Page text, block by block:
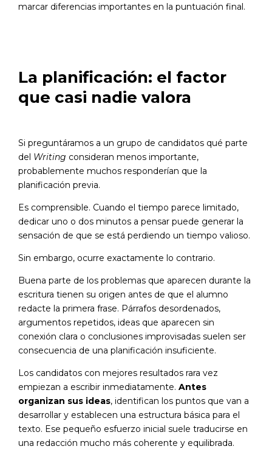
marcar diferencias importantes en la puntuación final.
La planificación: el factor
que casi nadie valora
Si preguntáramos a un grupo de candidatos qué parte
del Writing consideran menos importante,
probablemente muchos responderían que la
planificación previa.
Es comprensible. Cuando el tiempo parece limitado,
dedicar uno o dos minutos a pensar puede generar la
sensación de que se está perdiendo un tiempo valioso.
Sin embargo, ocurre exactamente lo contrario.
Buena parte de los problemas que aparecen durante la
escritura tienen su origen antes de que el alumno
redacte la primera frase. Párrafos desordenados,
argumentos repetidos, ideas que aparecen sin
conexión clara o conclusiones improvisadas suelen ser
consecuencia de una planificación insuficiente.
Los candidatos con mejores resultados rara vez
empiezan a escribir inmediatamente. Antes
organizan sus ideas, identifican los puntos que van a
desarrollar y establecen una estructura básica para el
texto. Ese pequeño esfuerzo inicial suele traducirse en
una redacción mucho más coherente y equilibrada.